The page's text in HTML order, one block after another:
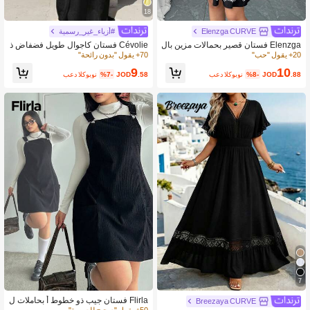
Elenzga CURVE
Elenzga فستان قصير بحمالات مزين بال
تطريز طراز القرن الماضي مقاس كبير ل
20+ يقول "حب"
JOD10.88
%8- بعد الكوبون
7
Breezaya CURVE
18
#أزياء_غير_رسمية
Cévolie فستان كاجوال طويل فضفاض ذ
و ظهر مفتوح مع ربطة خلفية للنساء متنا
70+ يقول "بدون رائحة"
JOD9.58
%7- بعد الكوبون
Flirla فستان جيب ذو خطوط أ بحاملات ل